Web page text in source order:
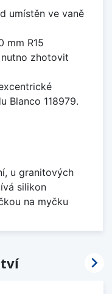
umístěn ve vaně
mm R15
zhotovit
Blanco 118979.
u granitových
silikon
na myčku
